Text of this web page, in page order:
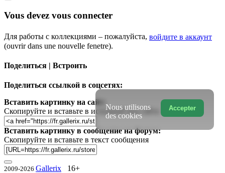
Vous devez vous connecter
Для работы с коллекциями – пожалуйста, войдите в аккаунт
(ouvrir dans une nouvelle fenetre).
Поделиться | Встроить
Поделиться ссылкой в соцсетях:
Вставить картинку на сайт:
Скопируйте и вставьте в исходный код сайта
Вставить картинку в сообщение на форум:
Скопируйте и вставьте в текст сообщения
2009-2026 Gallerix 16+
Accepter
Nous utilisons
des cookies